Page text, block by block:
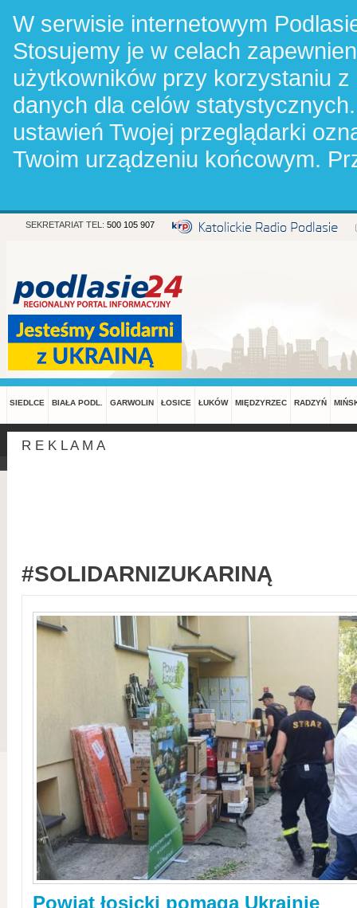
W serwisie internetowym
Stosujemy je w celach
użytkowników przy korzystaniu
danych dla celów
ustawień Twojej przeglądarki
Twoim urządzeniu końcowym.
SEKRETARIAT TEL: 500 105 907
SIEDLCE BIAŁA PODL. GARWOLIN ŁOSICE ŁUKÓW MIĘDZYRZEC RADZYŃ
R E K L A M A
#SOLIDARNIZUKARINĄ
Powiat łosicki pomaga Ukrainie